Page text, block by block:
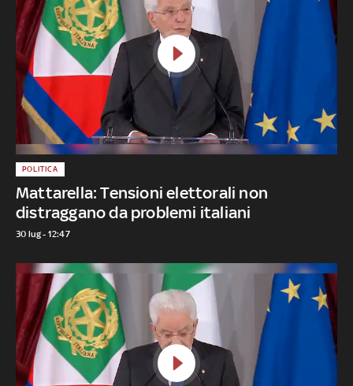
Mattarella: Tensioni elettorali non
distraggano da problemi italiani
POLITICA
30 lug - 12:47